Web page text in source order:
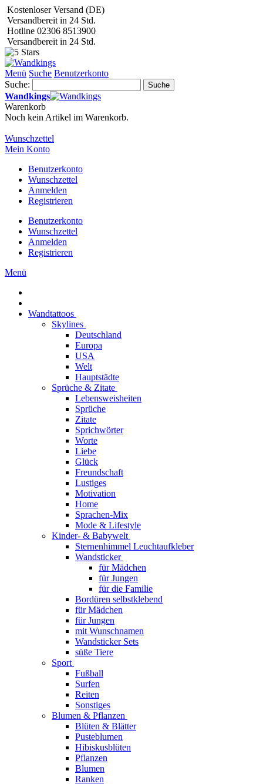
Kostenloser Versand (DE)
Versandbereit in 24 Std.
Hotline 02306 8513900
Versandbereit in 24 Std.
Menü Suche Benutzerkonto
Suche:
Suche
Wandkings
Warenkorb
Noch kein Artikel im Warenkorb.
Wunschzettel
Mein Konto
Benutzerkonto
Wunschzettel
Anmelden
Registrieren
Benutzerkonto
Wunschzettel
Anmelden
Registrieren
Menü
Wandtattoos
Skylines
Deutschland
Europa
USA
Welt
Hauptstädte
Sprüche & Zitate
Lebensweisheiten
Sprüche
Zitate
Sprichwörter
Worte
Liebe
Glück
Freundschaft
Lustiges
Motivation
Home
Sprachen-Mix
Mode & Lifestyle
Kinder- & Babywelt
Sternenhimmel Leuchtaufkleber
Wandsticker
für Mädchen
für Jungen
für die Familie
Bordüren selbstklebend
für Mädchen
für Jungen
mit Wunschnamen
Wandsticker Sets
süße Tiere
Sport
Fußball
Surfen
Reiten
Sonstiges
Blumen & Pflanzen
Blüten & Blätter
Pusteblumen
Hibiskusblüten
Pflanzen
Blumen
Ranken